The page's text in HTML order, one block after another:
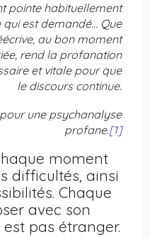
pointe habituellement
est demandé… Que
au bon moment
rend la profanation
et vitale pour que
le discours continue.
une psychanalyse
profane.[1]
moment
difficultés, ainsi
Chaque
avec son
pas étranger.